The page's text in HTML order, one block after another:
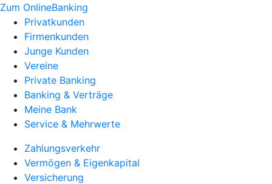
Zum OnlineBanking
Privatkunden
Firmenkunden
Junge Kunden
Vereine
Private Banking
Banking & Verträge
Meine Bank
Service & Mehrwerte
Zahlungsverkehr
Vermögen & Eigenkapital
Versicherung